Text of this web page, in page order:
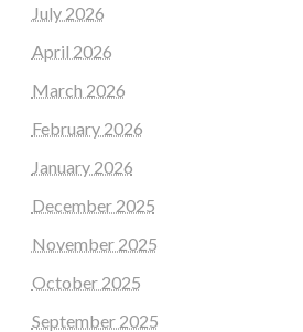
July 2026
April 2026
March 2026
February 2026
January 2026
December 2025
November 2025
October 2025
September 2025